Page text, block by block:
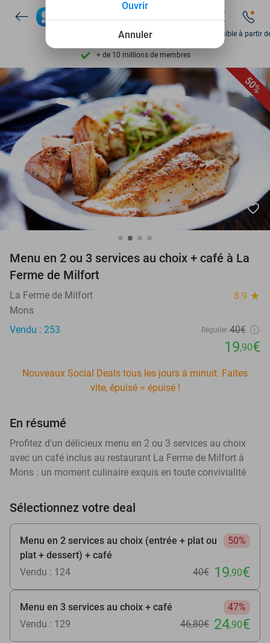
Découvrez + de 15.000 deals
Disponible 7 jours par semaine
+ de 10 millions de membres
9,4
Découvrez + de 15.000 deals
Disponible 7 jours par semaine
+ de 10 millions de membres
Disponible à partir
50%
favorite_border
Menu en 2 ou 3 services au choix + café à La
Ferme de Milfort
La Ferme de Milfort 8.9 star
Mons
Vendu : 253
Régulier 40€
19,90€
Nouveaux Social Deals tous les jours à minuit. Faites
vite, épuisé = épuisé !
En résumé
Profitez d'un délicieux menu en 2 ou 3 services au choix
avec un café inclus au restaurant La Ferme de Milfort à
Mons : un moment culinaire exquis en toute convivialité
Sélectionnez votre deal
Menu en 2 services au choix (entrée + plat ou
plat + dessert) + café
50%
Vendu : 124 40€ 19,90€
Menu en 3 services au choix + café
47%
Vendu : 129
46,80€ 24,90€
Annuler
Ouvrir